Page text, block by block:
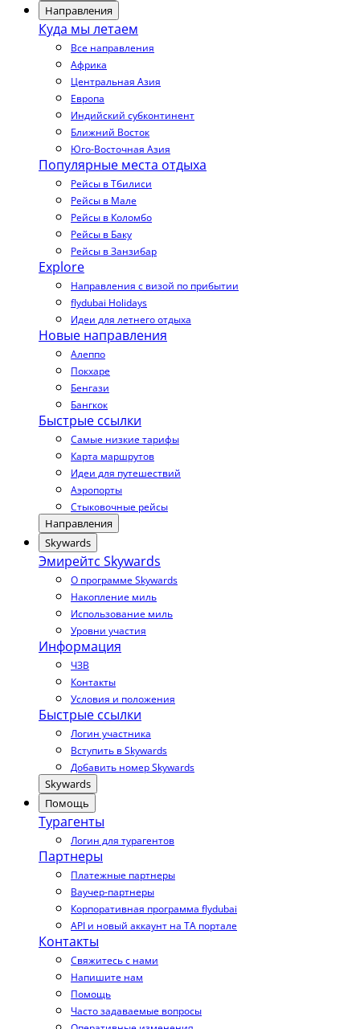
Направления
Куда мы летаем
Все направления
Африка
Центральная Азия
Европа
Индийский субконтинент
Ближний Восток
Юго-Восточная Азия
Популярные места отдыха
Рейсы в Тбилиси
Рейсы в Мале
Рейсы в Коломбо
Рейсы в Баку
Рейсы в Занзибар
Explore
Направления с визой по прибытии
flydubai Holidays
Идеи для летнего отдыха
Новые направления
Алеппо
Покхаре
Бенгази
Бангкок
Быстрые ссылки
Самые низкие тарифы
Карта маршрутов
Идеи для путешествий
Аэропорты
Стыковочные рейсы
Направления
Skywards
Эмирейтс Skywards
О программе Skywards
Накопление миль
Использование миль
Уровни участия
Информация
ЧЗВ
Контакты
Условия и положения
Быстрые ссылки
Логин участника
Вступить в Skywards
Добавить номер Skywards
Skywards
Помощь
Турагенты
Логин для турагентов
Партнеры
Платежные партнеры
Ваучер-партнеры
Корпоративная программа flydubai
API и новый аккаунт на TA портале
Контакты
Свяжитесь с нами
Напишите нам
Помощь
Часто задаваемые вопросы